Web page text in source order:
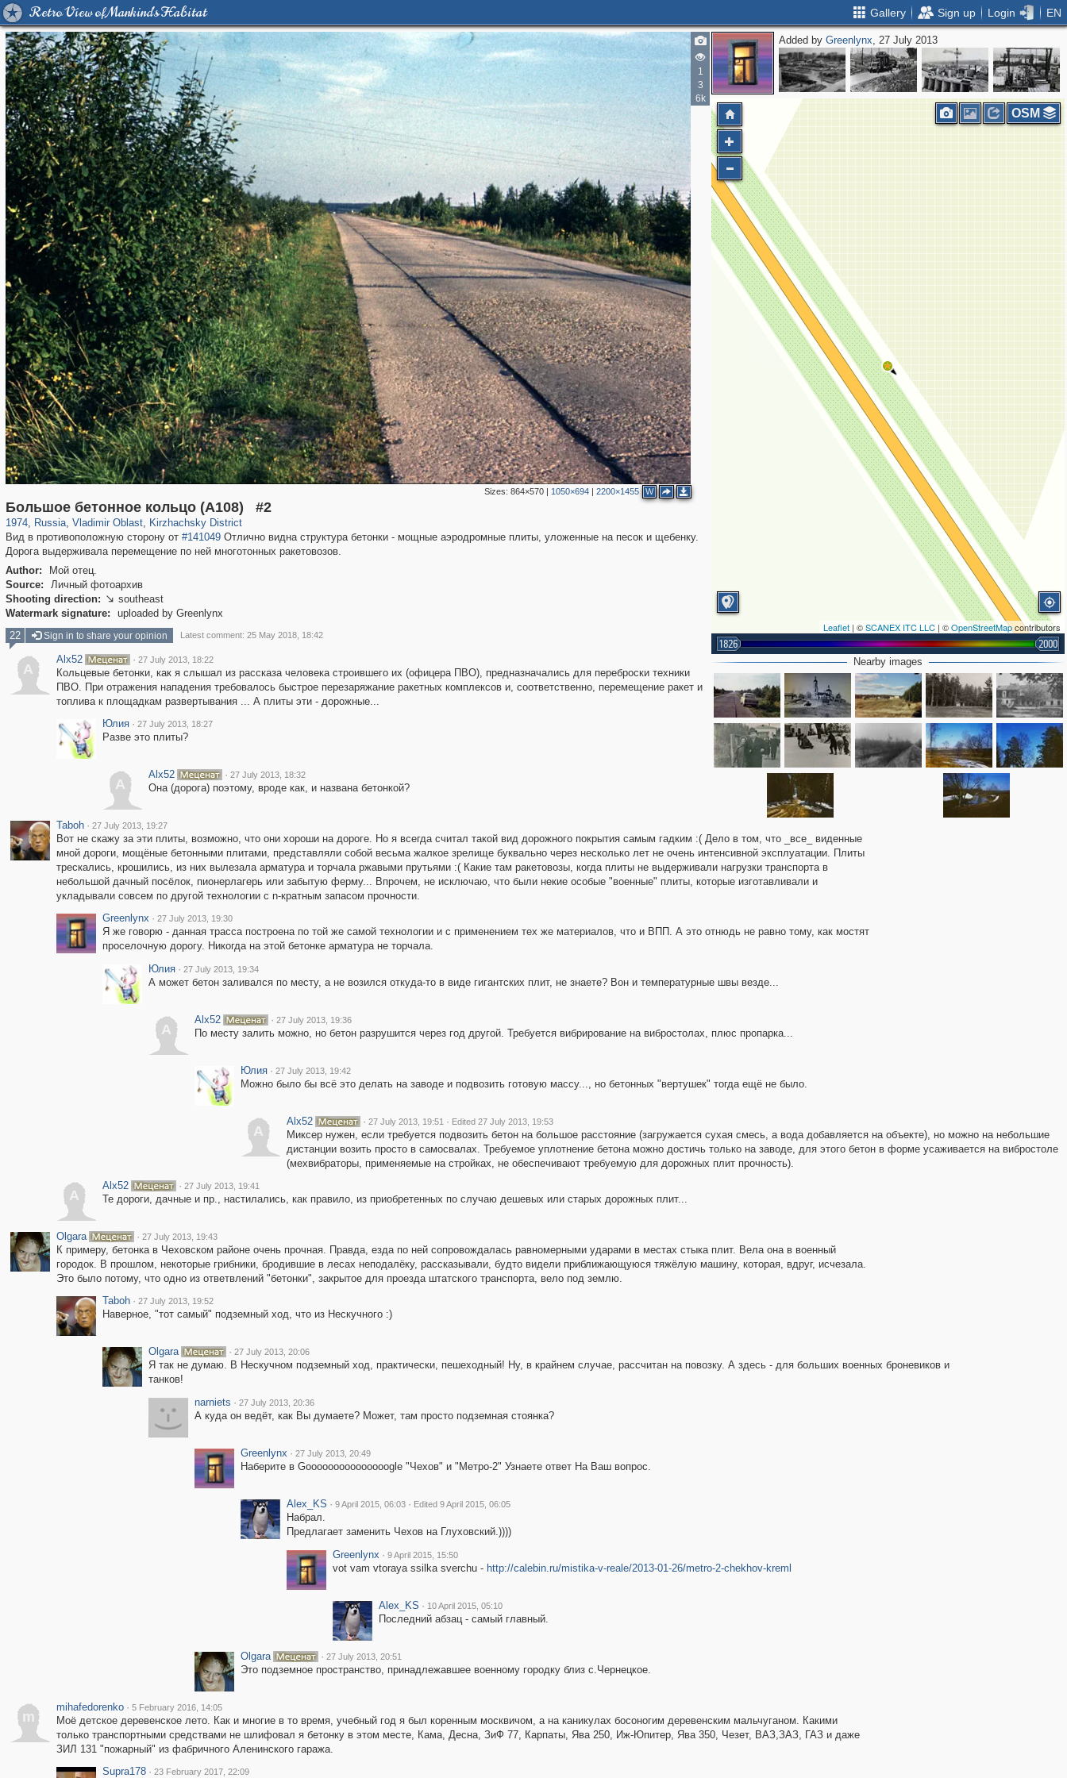
Retro View of Mankind's Habitat Gallery Sign up Login EN
1
3
6k
Sizes: 864×570| 1050×694| 2200×1455 W
Большое бетонное кольцо (А108) #2
1974, Russia
1,406,063 29,243
, Vladimir Oblast
14,632 378
, Kirzhachsky District
327 3
Вид в противоположную сторону от #141049Отлично видна структура бетонки - мощные аэродромные плиты, уложенные на песок и щебенку.
Дорога выдерживала перемещение по ней многотонных ракетовозов.
Author:
Мой отец.
Source:
Личный фотоархив
Shooting direction:  southeast
Watermark signature:
uploaded by Greenlynx
Added byGreenlynx, 27 July 2013
Leaflet | ©SCANEX ITC LLC | ©OpenStreetMapcontributors
1826 2000
OSM
Nearby images
22 Sign in to share your opinion Latest comment: 25 May 2018, 18:42
A
Alx52 · 27 July 2013, 18:22
Кольцевые бетонки, как я слышал из рассказа человека строившего их (офицера ПВО), предназначались для переброски техники
ПВО. При отражения нападения требовалось быстрое перезаряжание ракетных комплексов и, соответственно, перемещение ракет и
топлива к площадкам развертывания ... А плиты эти - дорожные...
Юлия · 27 July 2013, 18:27
Разве это плиты?
A
Alx52 · 27 July 2013, 18:32
Она (дорога) поэтому, вроде как, и названа бетонкой?
Taboh · 27 July 2013, 19:27
Вот не скажу за эти плиты, возможно, что они хороши на дороге. Но я всегда считал такой вид дорожного покрытия самым гадким :( Дело в том, что _все_ виденные
мной дороги, мощёные бетонными плитами, представляли собой весьма жалкое зрелище буквально через несколько лет не очень интенсивной эксплуатации. Плиты
трескались, крошились, из них вылезала арматура и торчала ржавыми прутьями :( Какие там ракетовозы, когда плиты не выдерживали нагрузки транспорта в
небольшой дачный посёлок, пионерлагерь или забытую ферму... Впрочем, не исключаю, что были некие особые "военные" плиты, которые изготавливали и
укладывали совсем по другой технологии с n-кратным запасом прочности.
Greenlynx · 27 July 2013, 19:30
Я же говорю - данная трасса построена по той же самой технологии и с применением тех же материалов, что и ВПП. А это отнюдь не равно тому, как мостят
проселочную дорогу. Никогда на этой бетонке арматура не торчала.
Юлия · 27 July 2013, 19:34
А может бетон заливался по месту, а не возился откуда-то в виде гигантских плит, не знаете? Вон и температурные швы везде...
A
Alx52 · 27 July 2013, 19:36
По месту залить можно, но бетон разрушится через год другой. Требуется вибрирование на вибростолах, плюс пропарка...
Юлия · 27 July 2013, 19:42
Можно было бы всё это делать на заводе и подвозить готовую массу..., но бетонных "вертушек" тогда ещё не было.
A
Alx52 · 27 July 2013, 19:51 · Edited 27 July 2013, 19:53
Миксер нужен, если требуется подвозить бетон на большое расстояние (загружается сухая смесь, а вода добавляется на объекте), но можно на небольшие
дистанции возить просто в самосвалах. Требуемое уплотнение бетона можно достичь только на заводе, для этого бетон в форме усаживается на вибростоле
(мехвибраторы, применяемые на стройках, не обеспечивают требуемую для дорожных плит прочность).
A
Alx52 · 27 July 2013, 19:41
Те дороги, дачные и пр., настилались, как правило, из приобретенных по случаю дешевых или старых дорожных плит...
Olgara · 27 July 2013, 19:43
К примеру, бетонка в Чеховском районе очень прочная. Правда, езда по ней сопровождалась равномерными ударами в местах стыка плит. Вела она в военный
городок. В прошлом, некоторые грибники, бродившие в лесах неподалёку, рассказывали, будто видели приближающуюся тяжёлую машину, которая, вдруг, исчезала.
Это было потому, что одно из ответвлений "бетонки", закрытое для проезда штатского транспорта, вело под землю.
Taboh · 27 July 2013, 19:52
Наверное, "тот самый" подземный ход, что из Нескучного :)
Olgara · 27 July 2013, 20:06
Я так не думаю. В Нескучном подземный ход, практически, пешеходный! Ну, в крайнем случае, рассчитан на повозку. А здесь - для больших военных броневиков и
танков!
narniets · 27 July 2013, 20:36
А куда он ведёт, как Вы думаете? Может, там просто подземная стоянка?
Greenlynx · 27 July 2013, 20:49
Наберите в Gooooooooooooooogle "Чехов" и "Метро-2" Узнаете ответ На Ваш вопрос.
Alex_KS · 9 April 2015, 06:03 · Edited 9 April 2015, 06:05
Набрал.
Предлагает заменить Чехов на Глуховский.))))
Greenlynx · 9 April 2015, 15:50
vot vam vtoraya ssilka sverchu - http://calebin.ru/mistika-v-reale/2013-01-26/metro-2-chekhov-kreml
Alex_KS · 10 April 2015, 05:10
Последний абзац - самый главный.
Olgara · 27 July 2013, 20:51
Это подземное пространство, принадлежавшее военному городку близ с.Чернецкое.
m
mihafedorenko · 5 February 2016, 14:05
Моё детское деревенское лето. Как и многие в то время, учебный год я был коренным москвичом, а на каникулах босоногим деревенским мальчуганом. Какими
только транспортными средствами не шлифовал я бетонку в этом месте, Кама, Десна, ЗиФ 77, Карпаты, Ява 250, Иж-Юпитер, Ява 350, Чезет, ВАЗ,ЗАЗ, ГАЗ и даже
ЗИЛ 131 "пожарный" из фабричного Аленинского гаража.
Supra178 · 23 February 2017, 22:09